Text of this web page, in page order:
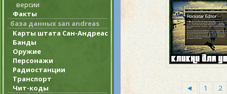
версии
Факты
база данных san andreas
Карты штата Сан-Андреас
Банды
Оружие
Персонажи
Радиостанции
Транспорт
Чит-коды
◄ 1 2